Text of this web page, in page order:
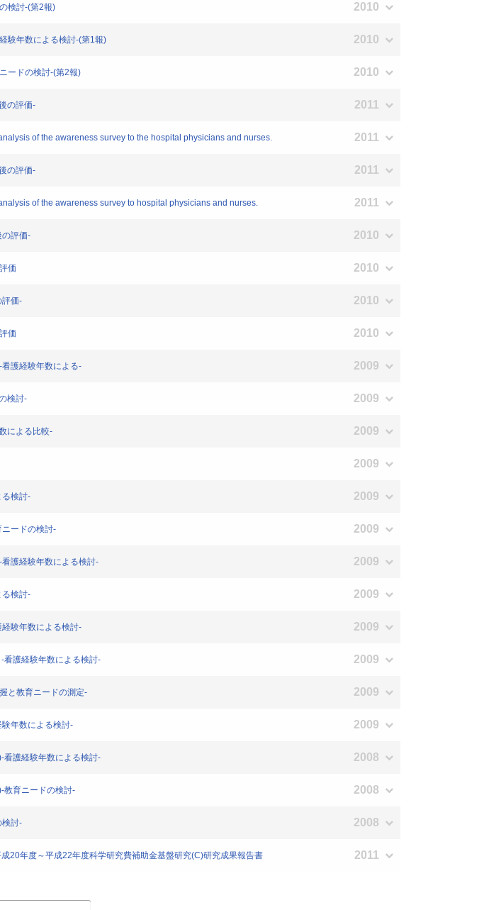
検討-(第2報) 2010
験年数による検討-(第1報) 2010
ードの検討-(第2報) 2010
の評価- 2011
of the awareness survey to the hospital physicians and nurses. 2011
の評価- 2011
of the awareness survey to hospital physicians and nurses. 2011
の評価- 2010
価 2010
評価- 2010
価 2010
護経験年数による- 2009
検討- 2009
による比較- 2009
2009
る検討- 2009
ードの検討- 2009
護経験年数による検討- 2009
る検討- 2009
験年数による検討- 2009
看護経験年数による検討- 2009
と教育ニードの測定- 2009
年数による検討- 2009
看護経験年数による検討- 2008
教育ニードの検討- 2008
検討- 2008
20年度～平成22年度科学研究費補助金基盤研究(C)研究成果報告書 2011